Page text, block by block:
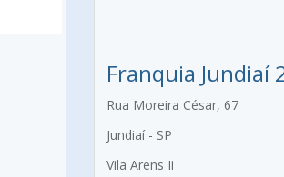
Franquia Jundiaí
Rua Moreira César, 67
Jundiaí - SP
Vila Arens Ii